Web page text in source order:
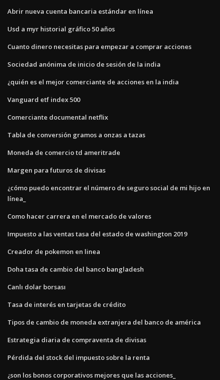
Abrir nueva cuenta bancaria estándar en línea
Usd a myr historial gráfico 50 años
Cuanto dinero necesitas para empezar a comprar acciones
Sociedad anónima de inicio de sesión de la india
¿quién es el mejor comerciante de acciones en la india
Vanguard etf index 500
Comerciante documental netflix
Tabla de conversión gramos a onzas a tazas
Moneda de comercio td ameritrade
Margen para futuros de divisas
¿cómo puedo encontrar el número de seguro social de mi hijo en
línea_
Como hacer carrera en el mercado de valores
Impuesto a las ventas tasa del estado de washington 2019
Creador de pokemon en linea
Doha tasa de cambio del banco bangladesh
Canlı dolar borsası
Tasa de interés en tarjetas de crédito
Tipos de cambio de moneda extranjera del banco de américa
Estrategia diaria de compraventa de divisas
Pérdida del stock del impuesto sobre la renta
¿son los bonos corporativos mejores que las acciones_